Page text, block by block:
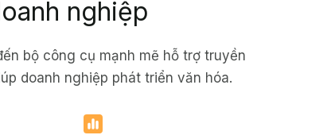
nghiệp
bộ công cụ mạnh mẽ hỗ trợ truyền
doanh nghiệp phát triển văn hóa.